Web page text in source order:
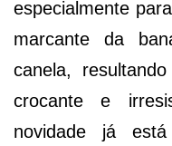
especialmente
marcante da
canela,
crocante e
novidade já